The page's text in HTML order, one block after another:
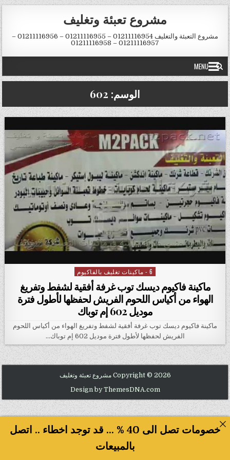
Skip to content
مشروع تعبئة وتغليف
مشروع التعبئة والتغليف 01211116954 – 01211116955 – 01211116956 –
01211116957 – 01211116958
MENU
الوسم: 602
Posted in
6 - ماكينات تغليف بالفاكيوم
ماكينة فاكيوم ديسك توب غرفة أفقية لشفط وتفريغ
الهواء من أكياس اللحوم الفريش لحفظها لأطول فترة
موديل 602 إم توباك
ماكينة فاكيوم ديسك توب غرفة أفقية لشفط وتفريغ الهواء من أكياس اللحوم
الفريش لحفظها لأطول فترة موديل 602 إم توباك…
Copyright © 2026 مشروع تعبئة وتغليف
Design by ThemesDNA.com
خصومات تصل الى 40 % ... قد توجد اخطاء .. اتصل
بالمبيعات